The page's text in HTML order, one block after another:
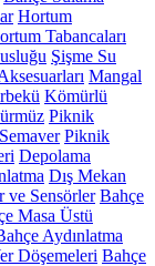
Hortum
Tabancaları
Şişme Su
Mangal
Kömürlü
Piknik
Semaver Piknik
Depolama
Dış Mekan
ve Sensörler Bahçe
Masa Üstü
Aydınlatma
Döşemeleri Bahçe